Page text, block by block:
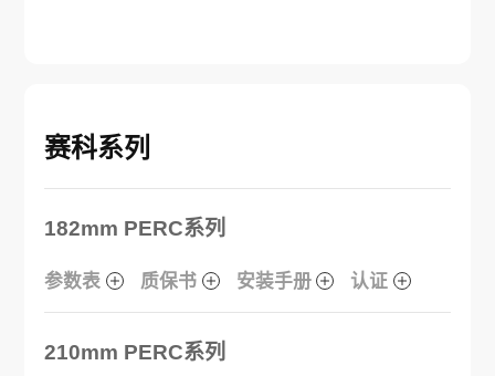
赛科系列
182mm PERC系列
参数表 质保书 安装手册 认证
210mm PERC系列